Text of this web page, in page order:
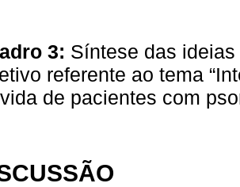
3: Síntese das
referente ao tema
de pacientes com